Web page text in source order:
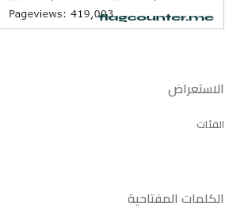
الاستعراض
الفئات
الكلمات المفتاحية